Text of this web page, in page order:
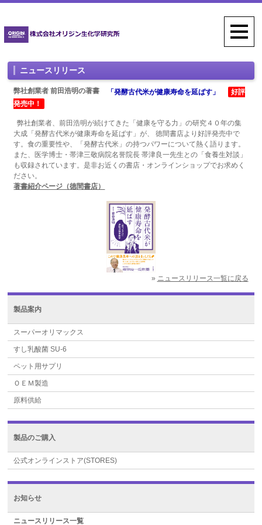
ニュースリリース
弊社創業者 前田浩明の著書 「発酵古代米が健康寿命を延ばす」
好評
発売中！
弊社創業者、前田浩明が続けてきた「健康を守る力」の研究４０年の集
大成「発酵古代米が健康寿命を延ばす」が、 徳間書店より好評発売中で
す。食の重要性や、「発酵古代米」の持つパワーについて熱く語ります。
また、医学博士・帯津三敬病院名誉院長 帯津良一先生との「食養生対談」
も収録されています。是非お近くの書店・オンラインショップでお求めく
ださい。
著書紹介ページ（徳間書店）
» ニュースリリース一覧に戻る
製品案内
スーパーオリマックス
すし乳酸菌 SU-6
ペット用サプリ
ＯＥＭ製造
原料供給
製品のご購入
公式オンラインストア(STORES)
お知らせ
ニュースリリース一覧